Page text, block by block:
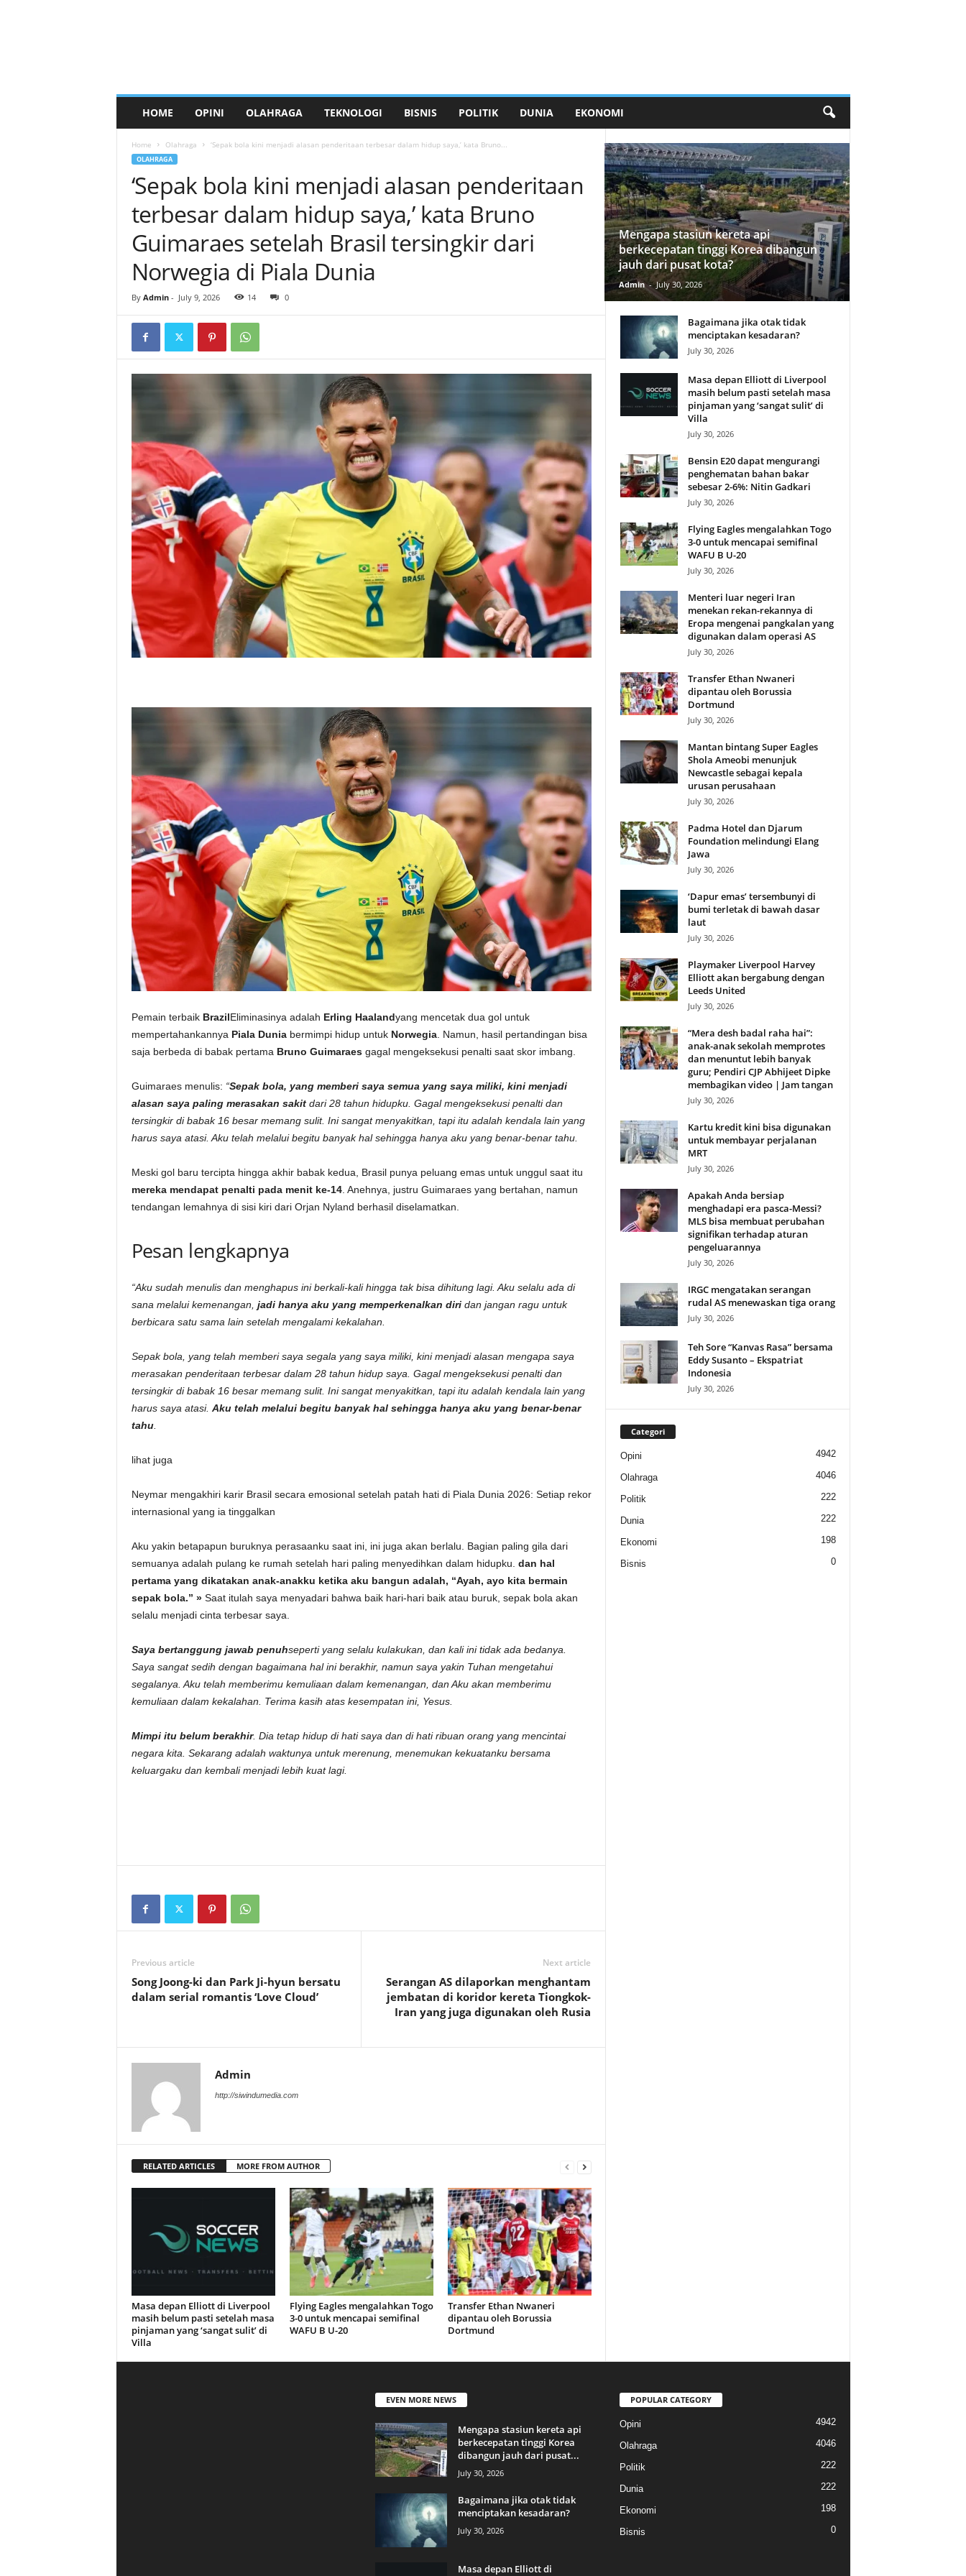
HOME OPINI OLAHRAGA TEKNOLOGI BISNIS POLITIK DUNIA EKONOMI
Home Olahraga ‘Sepak bola kini menjadi alasan penderitaan terbesar dalam hidup saya,’ kata Bruno...
OLAHRAGA
‘Sepak bola kini menjadi alasan penderitaan
terbesar dalam hidup saya,’ kata Bruno
Guimaraes setelah Brasil tersingkir dari
Norwegia di Piala Dunia
By Admin- July 9, 2026 14 0
Pemain terbaik BrazilEliminasinya adalah Erling Haalandyang mencetak dua gol untuk
mempertahankannya Piala Duniabermimpi hidup untuk Norwegia. Namun, hasil pertandingan bisa
saja berbeda di babak pertama Bruno Guimaraes gagal mengeksekusi penalti saat skor imbang.
Guimaraes menulis: “Sepak bola, yang memberi saya semua yang saya miliki, kini menjadi
alasan saya paling merasakan sakitdari 28 tahun hidupku. Gagal mengeksekusi penalti dan
tersingkir di babak 16 besar memang sulit. Ini sangat menyakitkan, tapi itu adalah kendala lain yang
harus saya atasi. Aku telah melalui begitu banyak hal sehingga hanya aku yang benar-benar tahu.
Meski gol baru tercipta hingga akhir babak kedua, Brasil punya peluang emas untuk unggul saat itu
mereka mendapat penalti pada menit ke-14. Anehnya, justru Guimaraes yang bertahan, namun
tendangan lemahnya di sisi kiri dari Orjan Nyland berhasil diselamatkan.
Pesan lengkapnya
“Aku sudah menulis dan menghapus ini berkali-kali hingga tak bisa dihitung lagi. Aku selalu ada di
sana melalui kemenangan, jadi hanya aku yang memperkenalkan diridan jangan ragu untuk
berbicara satu sama lain setelah mengalami kekalahan.
Sepak bola, yang telah memberi saya segala yang saya miliki, kini menjadi alasan mengapa saya
merasakan penderitaan terbesar dalam 28 tahun hidup saya. Gagal mengeksekusi penalti dan
tersingkir di babak 16 besar memang sulit. Ini sangat menyakitkan, tapi itu adalah kendala lain yang
harus saya atasi. Aku telah melalui begitu banyak hal sehingga hanya aku yang benar-benar
tahu.
lihat juga
Neymar mengakhiri karir Brasil secara emosional setelah patah hati di Piala Dunia 2026: Setiap rekor
internasional yang ia tinggalkan
Aku yakin betapapun buruknya perasaanku saat ini, ini juga akan berlalu. Bagian paling gila dari
semuanya adalah pulang ke rumah setelah hari paling menyedihkan dalam hidupku. dan hal
pertama yang dikatakan anak-anakku ketika aku bangun adalah, “Ayah, ayo kita bermain
sepak bola.” »Saat itulah saya menyadari bahwa baik hari-hari baik atau buruk, sepak bola akan
selalu menjadi cinta terbesar saya.
Saya bertanggung jawab penuhseperti yang selalu kulakukan, dan kali ini tidak ada bedanya.
Saya sangat sedih dengan bagaimana hal ini berakhir, namun saya yakin Tuhan mengetahui
segalanya. Aku telah memberimu kemuliaan dalam kemenangan, dan Aku akan memberimu
kemuliaan dalam kekalahan. Terima kasih atas kesempatan ini, Yesus.
Mimpi itu belum berakhir. Dia tetap hidup di hati saya dan di hati ribuan orang yang mencintai
negara kita. Sekarang adalah waktunya untuk merenung, menemukan kekuatanku bersama
keluargaku dan kembali menjadi lebih kuat lagi.
Previous article
Song Joong-ki dan Park Ji-hyun bersatu
dalam serial romantis ‘Love Cloud’
Next article
Serangan AS dilaporkan menghantam
jembatan di koridor kereta Tiongkok-
Iran yang juga digunakan oleh Rusia
Admin
http://siwindumedia.com
RELATED ARTICLES MORE FROM AUTHOR
Masa depan Elliott di Liverpool
masih belum pasti setelah masa
pinjaman yang ‘sangat sulit’ di
Villa
Flying Eagles mengalahkan Togo
3-0 untuk mencapai semifinal
WAFU B U-20
Transfer Ethan Nwaneri
dipantau oleh Borussia
Dortmund
Mengapa stasiun kereta api
berkecepatan tinggi Korea dibangun
jauh dari pusat kota?
Admin - July 30, 2026
Bagaimana jika otak tidak
menciptakan kesadaran?
July 30, 2026
Masa depan Elliott di Liverpool
masih belum pasti setelah masa
pinjaman yang ‘sangat sulit’ di
Villa
July 30, 2026
Bensin E20 dapat mengurangi
penghematan bahan bakar
sebesar 2-6%: Nitin Gadkari
July 30, 2026
Flying Eagles mengalahkan Togo
3-0 untuk mencapai semifinal
WAFU B U-20
July 30, 2026
Menteri luar negeri Iran
menekan rekan-rekannya di
Eropa mengenai pangkalan yang
digunakan dalam operasi AS
July 30, 2026
Transfer Ethan Nwaneri
dipantau oleh Borussia
Dortmund
July 30, 2026
Mantan bintang Super Eagles
Shola Ameobi menunjuk
Newcastle sebagai kepala
urusan perusahaan
July 30, 2026
Padma Hotel dan Djarum
Foundation melindungi Elang
Jawa
July 30, 2026
‘Dapur emas’ tersembunyi di
bumi terletak di bawah dasar
laut
July 30, 2026
Playmaker Liverpool Harvey
Elliott akan bergabung dengan
Leeds United
July 30, 2026
“Mera desh badal raha hai”:
anak-anak sekolah memprotes
dan menuntut lebih banyak
guru; Pendiri CJP Abhijeet Dipke
membagikan video | Jam tangan
July 30, 2026
Kartu kredit kini bisa digunakan
untuk membayar perjalanan
MRT
July 30, 2026
Apakah Anda bersiap
menghadapi era pasca-Messi?
MLS bisa membuat perubahan
signifikan terhadap aturan
pengeluarannya
July 30, 2026
IRGC mengatakan serangan
rudal AS menewaskan tiga orang
July 30, 2026
Teh Sore “Kanvas Rasa” bersama
Eddy Susanto – Ekspatriat
Indonesia
July 30, 2026
Categori
Opini 4942
Olahraga 4046
Politik 222
Dunia 222
Ekonomi 198
Bisnis 0
EVEN MORE NEWS
Mengapa stasiun kereta api
berkecepatan tinggi Korea
dibangun jauh dari pusat...
July 30, 2026
Bagaimana jika otak tidak
menciptakan kesadaran?
July 30, 2026
Masa depan Elliott di
POPULAR CATEGORY
Opini 4942
Olahraga 4046
Politik 222
Dunia 222
Ekonomi 198
Bisnis 0